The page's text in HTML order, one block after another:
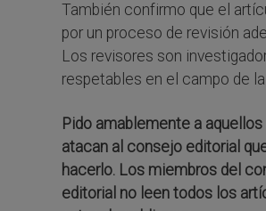
También confirmo que el
por un proceso de revisión
Los revisores son
respetables en el campo de la
Pido amablemente a aquellos
atacan al consejo editorial
hacerlo. Los miembros del
editorial no leen todos los